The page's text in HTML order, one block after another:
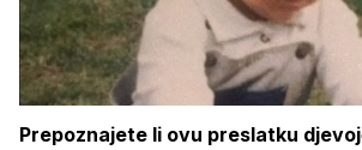
Prepoznajete li ovu preslatku